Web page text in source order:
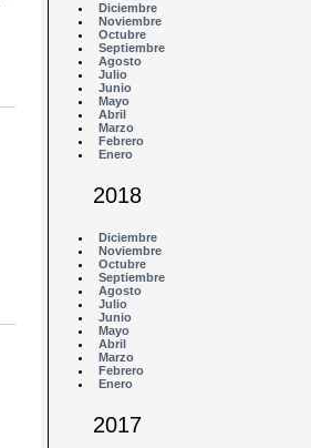
Diciembre
Noviembre
Octubre
Septiembre
Agosto
Julio
Junio
Mayo
Abril
Marzo
Febrero
Enero
2018
Diciembre
Noviembre
Octubre
Septiembre
Agosto
Julio
Junio
Mayo
Abril
Marzo
Febrero
Enero
2017